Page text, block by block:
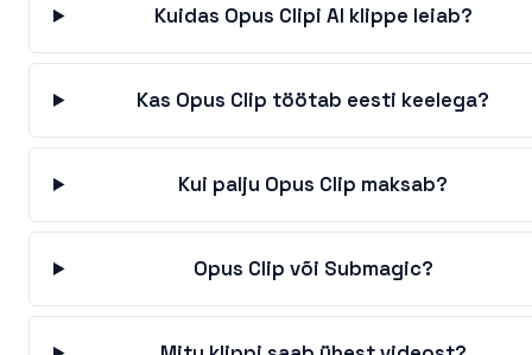
Kuidas Opus Clipi AI klippe leiab?
Kas Opus Clip töötab eesti keelega?
Kui palju Opus Clip maksab?
Opus Clip või Submagic?